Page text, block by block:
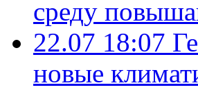
среду
22.07 18:07
новые